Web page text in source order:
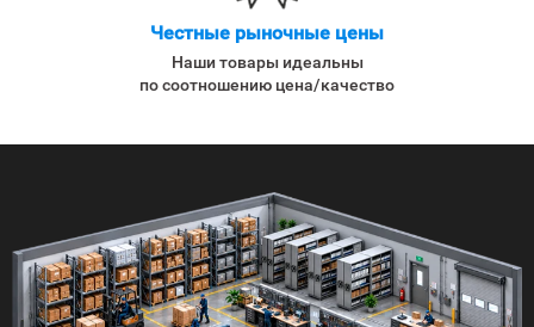
Честные рыночные цены
Наши товары идеальны
по соотношению цена/качество